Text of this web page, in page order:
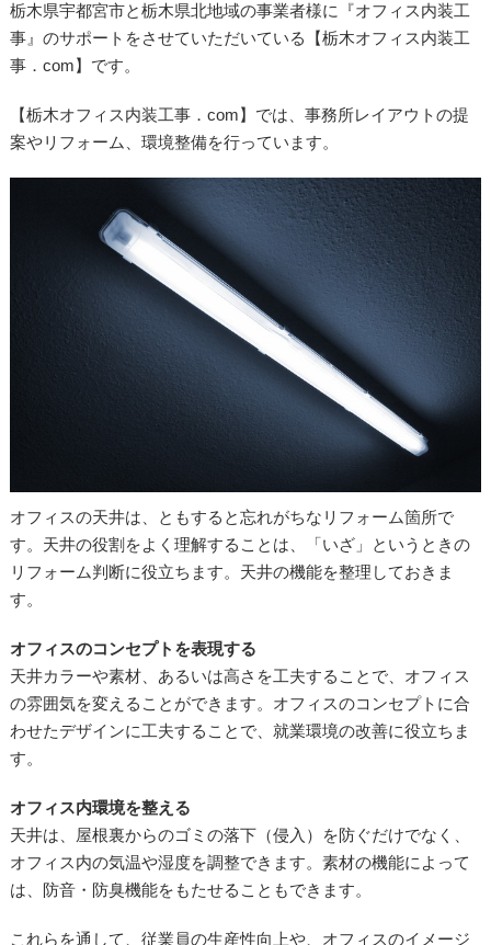
栃木県宇都宮市と栃木県北地域の事業者様に『オフィス内装工
事』のサポートをさせていただいている【栃木オフィス内装工
事．com】です。
【栃木オフィス内装工事．com】では、事務所レイアウトの提
案やリフォーム、環境整備を行っています。
オフィスの天井は、ともすると忘れがちなリフォーム箇所で
す。天井の役割をよく理解することは、「いざ」というときの
リフォーム判断に役立ちます。天井の機能を整理しておきま
す。
オフィスのコンセプトを表現する
天井カラーや素材、あるいは高さを工夫することで、オフィス
の雰囲気を変えることができます。オフィスのコンセプトに合
わせたデザインに工夫することで、就業環境の改善に役立ちま
す。
オフィス内環境を整える
天井は、屋根裏からのゴミの落下（侵入）を防ぐだけでなく、
オフィス内の気温や湿度を調整できます。素材の機能によって
は、防音・防臭機能をもたせることもできます。
これらを通して、従業員の生産性向上や、オフィスのイメージ